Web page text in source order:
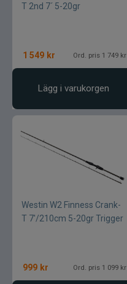
T 2nd 7´ 5-20gr
1 549 kr Ord. pris 1 749 kr
Lägg i varukorgen
Westin W2 Finness Crank-
T 7'/210cm 5-20gr Trigger
999 kr Ord. pris 1 099 kr